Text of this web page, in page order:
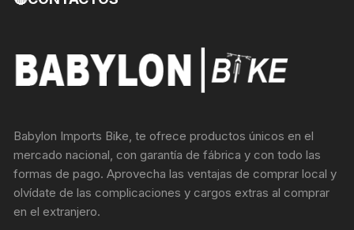
Babylon Imports Bike, te ofrece productos únicos en el
mercado nacional, con garantía de fábrica y con todo las
formas de pago. Aprovecha las ventajas de comprar local y
olvídate de las complicaciones y cargos extras al comprar
en el extranjero.